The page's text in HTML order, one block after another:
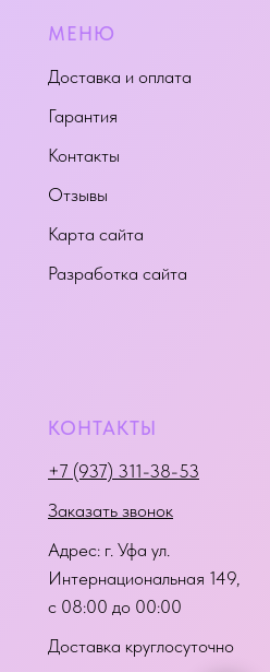
МЕНЮ
Доставка и оплата
Гарантия
Контакты
Отзывы
Карта сайта
Разработка сайта
КОНТАКТЫ
+7 (937) 311-38-53
Заказать звонок
Адрес: г. Уфа ул.
Интернациональная 149,
с 08:00 до 00:00
Доставка круглосуточно